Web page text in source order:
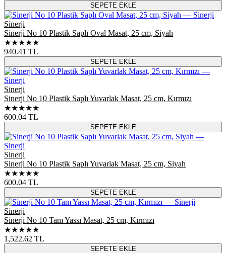
SEPETE EKLE
Sinerji
Sinerji No 10 Plastik Saplı Oval Masat, 25 cm, Siyah
★★★★★
940.41 TL
SEPETE EKLE
Sinerji
Sinerji No 10 Plastik Saplı Yuvarlak Masat, 25 cm, Kırmızı
★★★★★
600.04 TL
SEPETE EKLE
Sinerji
Sinerji No 10 Plastik Saplı Yuvarlak Masat, 25 cm, Siyah
★★★★★
600.04 TL
SEPETE EKLE
Sinerji
Sinerji No 10 Tam Yassı Masat, 25 cm, Kırmızı
★★★★★
1,522.62 TL
SEPETE EKLE